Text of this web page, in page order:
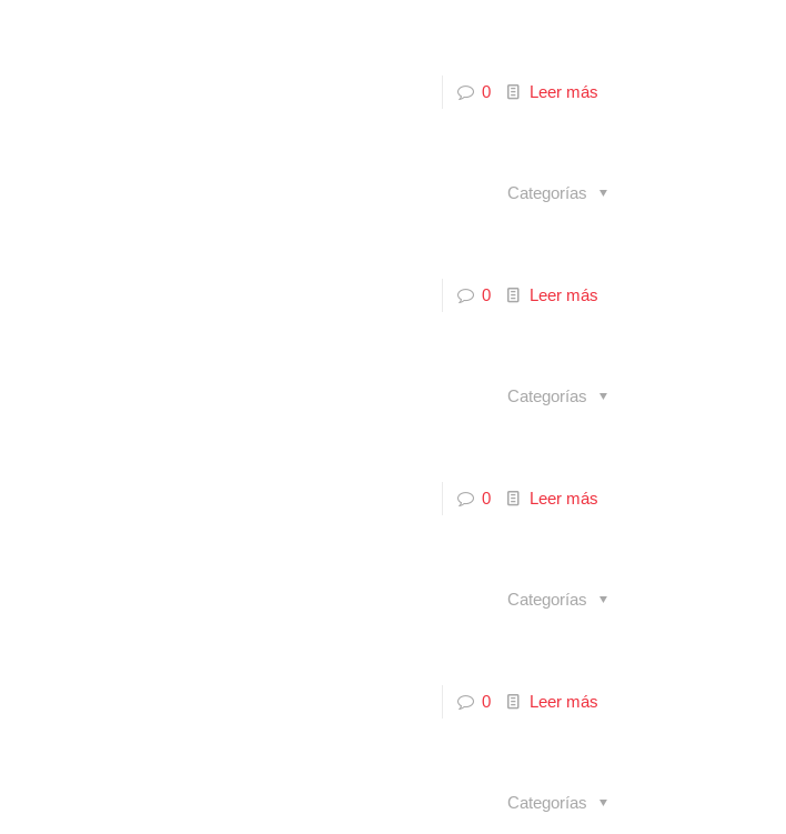
0 Leer más
Categorías
0 Leer más
Categorías
0 Leer más
Categorías
0 Leer más
Categorías